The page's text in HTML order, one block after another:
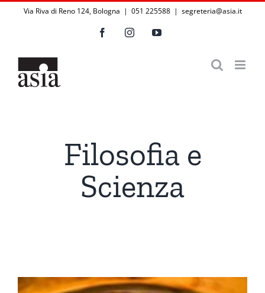
Via Riva di Reno 124, Bologna | 051 225588 | segreteria@asia.it
FacebookInstagramYouTube
Filosofia e
Scienza